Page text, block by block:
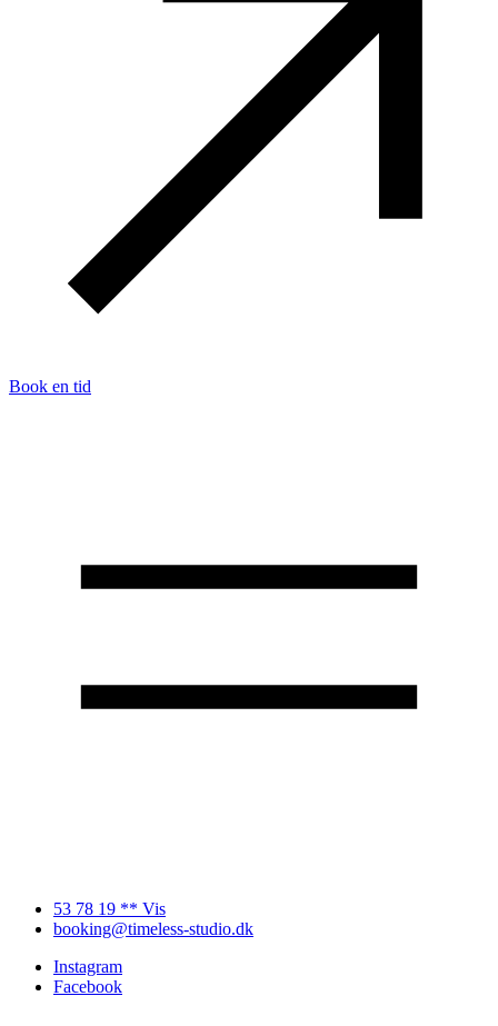
Book en tid
53 78 19 ** Vis
booking@timeless-studio.dk
Instagram
Facebook